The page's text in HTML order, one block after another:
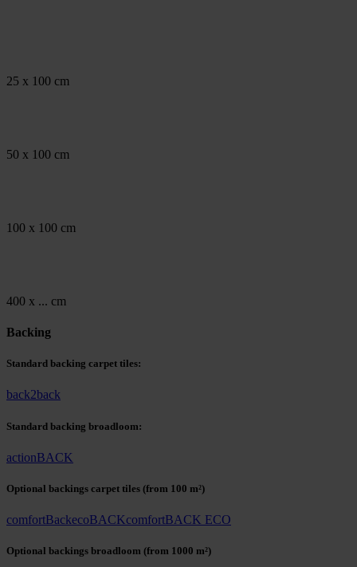
25 x 100 cm
50 x 100 cm
100 x 100 cm
400 x ... cm
Backing
Standard backing carpet tiles:
back2back
Standard backing broadloom:
actionBACK
Optional backings carpet tiles (from 100 m²)
comfortBackecoBACKcomfortBACK ECO
Optional backings broadloom (from 1000 m²)